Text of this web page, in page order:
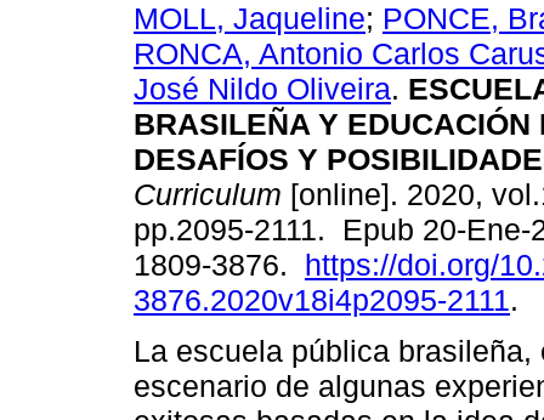
MOLL, Jaqueline; PONCE,
RONCA, Antonio Carlos
José Nildo Oliveira.
BRASILEÑA Y EDUCACIÓN
DESAFÍOS Y
Curriculum [online]. 2020,
pp.2095-2111. Epub 20-Ene-
1809-3876. https://doi.org/
3876.2020v18i4p2095-2111.
La escuela pública
escenario de algunas